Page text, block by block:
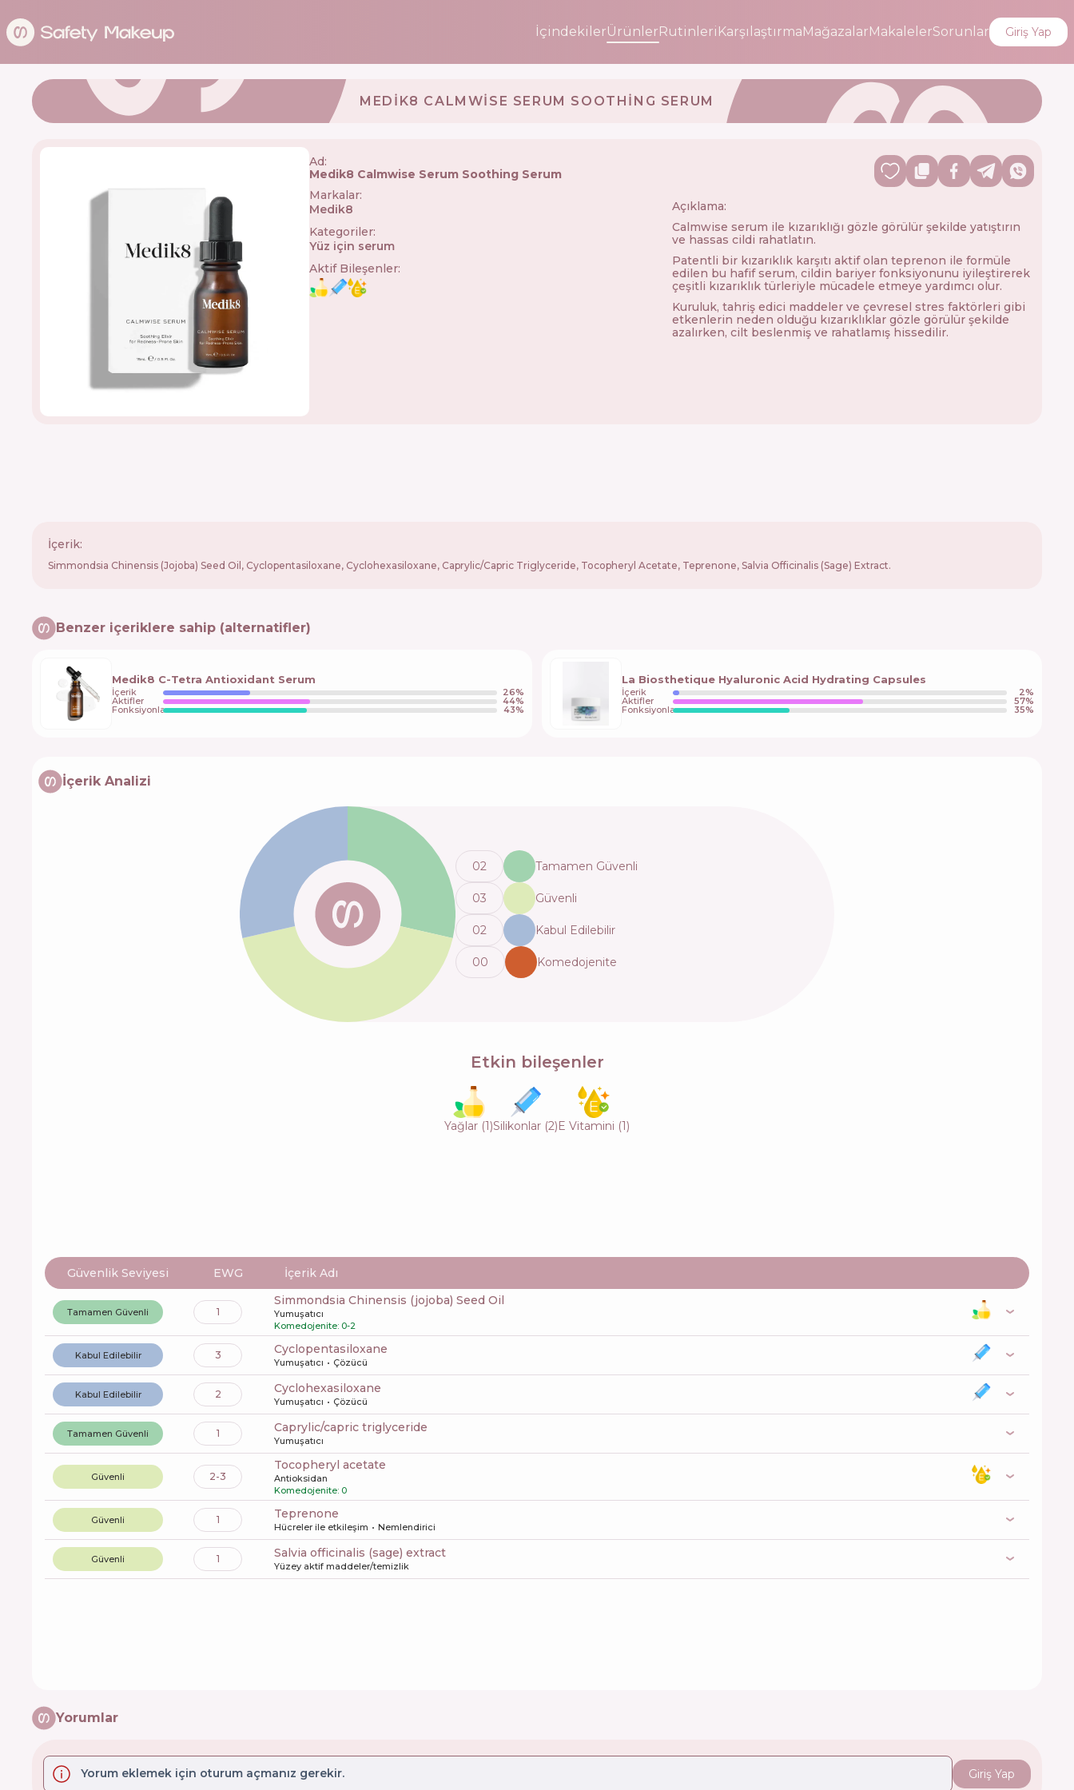
İçindekilerÜrünlerRutinleri KarşılaştırmaMağazalarMakalelerSorunlar Giriş Yap
MEDIK8 CALMWISE SERUM SOOTHING SERUM
Ad:
Medik8 Calmwise Serum Soothing Serum
Markalar:
Medik8
Kategoriler:
Yüz için serum
Aktif Bileşenler:
Açıklama:
Calmwise serum ile kızarıklığı gözle görülür şekilde yatıştırın
ve hassas cildi rahatlatın.
Patentli bir kızarıklık karşıtı aktif olan teprenon ile formüle
edilen bu hafif serum, cildin bariyer fonksiyonunu iyileştirerek
çeşitli kızarıklık türleriyle mücadele etmeye yardımcı olur.
Kuruluk, tahriş edici maddeler ve çevresel stres faktörleri gibi
etkenlerin neden olduğu kızarıklıklar gözle görülür şekilde
azalırken, cilt beslenmiş ve rahatlamış hissedilir.
İçerik:
Simmondsia Chinensis (Jojoba) Seed Oil, Cyclopentasiloxane, Cyclohexasiloxane, Caprylic/Capric Triglyceride, Tocopheryl Acetate, Teprenone, Salvia Officinalis (Sage) Extract.
Benzer içeriklere sahip (alternatifler)
Medik8 C-Tetra Antioxidant Serum
İçerik 26%
Aktifler 44%
Fonksiyonlar 43%
La Biosthetique Hyaluronic Acid Hydrating Capsules
İçerik 2%
Aktifler 57%
Fonksiyonlar 35%
İçerik Analizi
02 Tamamen Güvenli
03 Güvenli
02 Kabul Edilebilir
00 Komedojenite
Etkin bileşenler
Yağlar (1)Silikonlar (2)E Vitamini (1)
Güvenlik Seviyesi EWG İçerik Adı
Tamamen Güvenli 1
Simmondsia Chinensis (jojoba) Seed Oil
Yumuşatıcı
Komedojenite: 0-2
Kabul Edilebilir 3 cyclopentasiloxane
Yumuşatıcı Çözücü
Kabul Edilebilir 2 cyclohexasiloxane
Yumuşatıcı Çözücü
Tamamen Güvenli 1 caprylic/capric triglyceride
Yumuşatıcı
Güvenli 2-3
tocopheryl acetate
Antioksidan
Komedojenite: 0
Güvenli 1 teprenone
Hücreler ile etkileşim Nemlendirici
Güvenli 1 salvia officinalis (sage) extract
Yüzey aktif maddeler/temizlik
Yorumlar
Yorum eklemek için oturum açmanız gerekir. Giriş Yap